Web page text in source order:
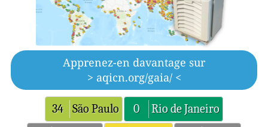
Apprenez-en davantage sur
> aqicn.org/gaia/ <
34 São Paulo 0
Rio de Janeiro